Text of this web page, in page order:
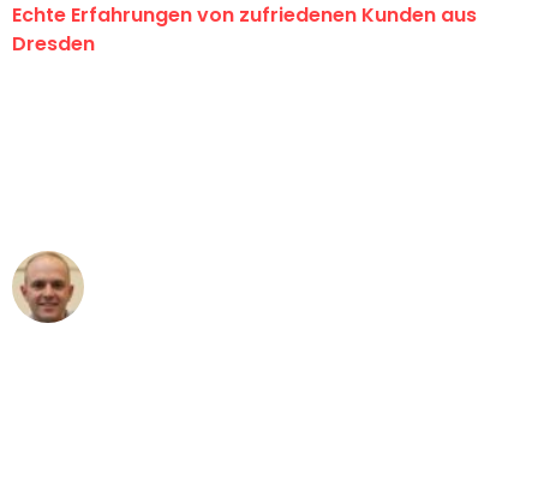
Echte Erfahrungen von zufriedenen Kunden aus
Dresden